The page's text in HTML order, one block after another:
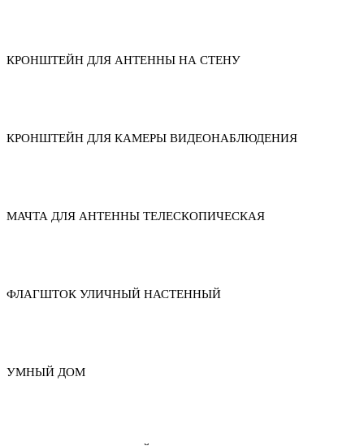
КРОНШТЕЙН ДЛЯ АНТЕННЫ НА СТЕНУ
КРОНШТЕЙН ДЛЯ КАМЕРЫ ВИДЕОНАБЛЮДЕНИЯ
МАЧТА ДЛЯ АНТЕННЫ ТЕЛЕСКОПИЧЕСКАЯ
ФЛАГШТОК УЛИЧНЫЙ НАСТЕННЫЙ
УМНЫЙ ДОМ